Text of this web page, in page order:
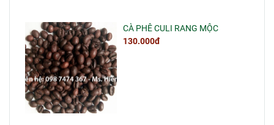
CÀ PHÊ CULI RANG MỘC
130.000đ